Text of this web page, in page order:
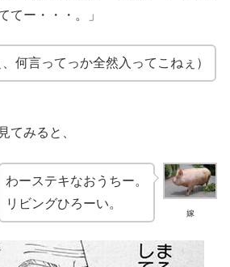
てー・・・。」
、何言ってっか全然入ってこねぇ）
てみると、
嫁
わーステキなおうちー。
リビングひろーい。